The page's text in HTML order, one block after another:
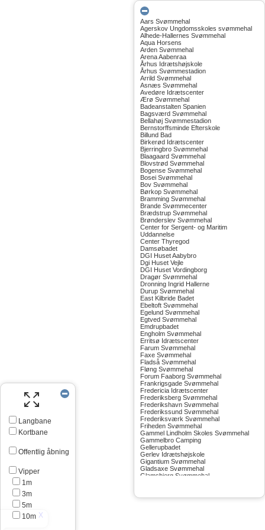
Langbane
Kortbane
Offentlig åbning
Vipper
1m
3m
5m
10m
Aars Svømmehal
Agerskov Ungdomsskoles svømmehal
Alhede-Hallernes Svømmehal
Aqua Horsens
Arden Svømmehal
Arena Aabenraa
Århus Idrætshøjskole
Århus Svømmestadion
Arrild Svømmehal
Asnæs Svømmehal
Avedøre Idrætscenter
Ærø Svømmehal
Badeanstalten Spanien
Bagsværd Svømmehal
Bellahøj Svømmestadion
Bernstorffsminde Efterskole
Billund Bad
Birkerød Idrætscenter
Bjerringbro Svømmehal
Blaagaard Svømmehal
Blovstrød Svømmehal
Bogense Svømmehal
Bosei Svømmehal
Bov Svømmehal
Børkop Svømmehal
Bramming Svømmehal
Brande Svømmecenter
Brædstrup Svømmehal
Brønderslev Svømmehal
Center for Sergent- og Maritim
Uddannelse
Center Thyregod
Damsøbadet
DGI Huset Aabybro
Dgi Huset Vejle
DGI Huset Vordingborg
Dragør Svømmehal
Dronning Ingrid Hallerne
Durup Svømmehal
East Kilbride Badet
Ebeltoft Svømmehal
Egelund Svømmehal
Egtved Svømmehal
Emdrupbadet
Engholm Svømmehal
Erritsø Idrætscenter
Farum Svømmehal
Faxe Svømmehal
Fladså Svømmehal
Fløng Svømmehal
Forum Faaborg Svømmehal
Frankrigsgade Svømmehal
Fredericia Idrætscenter
Frederiksberg Svømmehal
Frederikshavn Svømmehal
Frederikssund Svømmehal
Frederiksværk Svømmehal
Friheden Svømmehal
Gammel Lindholm Skoles Svømmehal
Gammelbro Camping
Gellerupbadet
Gerlev Idrætshøjskole
Gigantium Svømmehal
Gladsaxe Svømmehal
Glamsbjerg Svømmehal
Greve Svømmehal